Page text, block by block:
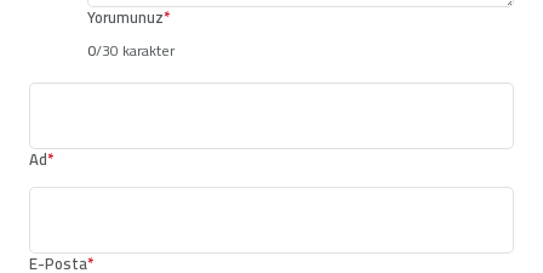
Yorumunuz*
0/30 karakter
Ad*
E-Posta*